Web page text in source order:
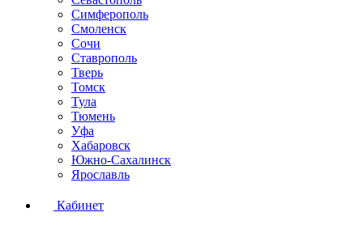
Симферополь
Смоленск
Сочи
Ставрополь
Тверь
Томск
Тула
Тюмень
Уфа
Хабаровск
Южно-Сахалинск
Ярославль
Кабинет